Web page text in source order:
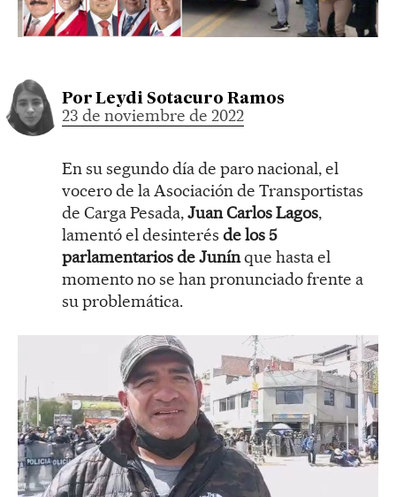
Por Leydi Sotacuro Ramos
23 de noviembre de 2022
En su segundo día de paro nacional, el
vocero de la Asociación de Transportistas
de Carga Pesada,Juan Carlos Lagos,
lamentó el desinterés de los 5
parlamentarios de Junínque hasta el
momento no se han pronunciado frente a
su problemática.